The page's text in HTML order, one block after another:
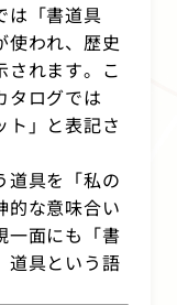
は「書道具
使われ、歴史
されます。こ
タログでは
ト」と表記さ
道具を「私の
的な意味合い
一面にも「書
道具という語